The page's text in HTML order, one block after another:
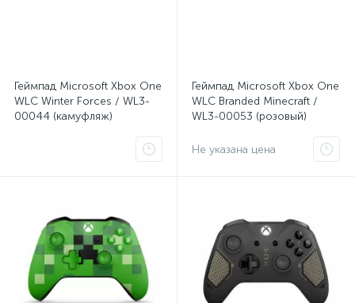
Геймпад Microsoft Xbox One
WLC Winter Forces / WL3-
00044 (камуфляж)
Геймпад Microsoft Xbox One
WLC Branded Minecraft /
WL3-00053 (розовый)
Не указана цена